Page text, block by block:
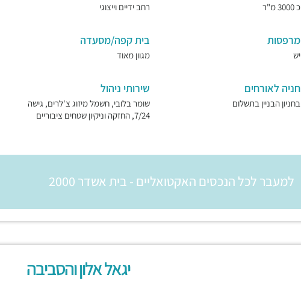
כ 3000 מ"ר רחב ידיים וייצוגי
מרפסות
יש
בית קפה/מסעדה
מגוון מאוד
חניה לאורחים
בחניון הבניין בתשלום
שירותי ניהול
שומר בלובי, חשמל מיזוג צ'לרים, גישה
7/24, החזקה וניקיון שטחים ציבוריים
למעבר לכל הנכסים האקטואליים - בית אשדר 2000
יגאל אלון והסביבה